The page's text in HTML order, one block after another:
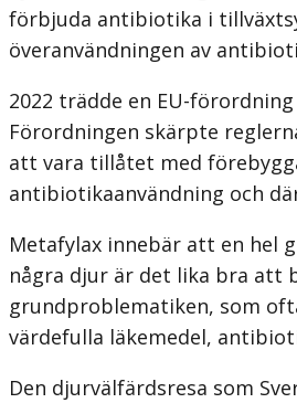
förbjuda antibiotika i
överanvändningen av
2022 trädde en EU-
Förordningen skärpte
att vara tillåtet med
antibiotikaanvändning och
Metafylax innebär att en hel
några djur är det lika bra att
grundproblematiken, som
värdefulla läkemedel,
Den djurvälfärdsresa som